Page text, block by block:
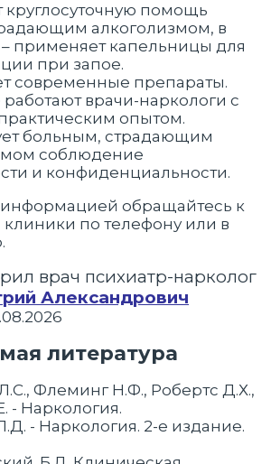
круглосуточную помощь
алкоголизмом, в
применяет капельницы для
при запое.
современные препараты.
врачи-наркологи с
опытом.
больным, страдающим
соблюдение
и конфиденциальности.
обращайтесь к
клиники по телефону или в
врач психиатр-нарколог
Александрович
литература
Флеминг Н.Ф., Робертс Д.Х.,
- Наркология.
- Наркология. 2-е издание.